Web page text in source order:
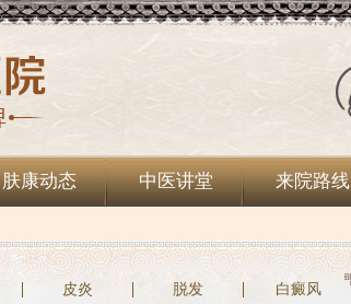
肤康动态 中医讲堂 来院路线
皮炎 脱发
白癜风